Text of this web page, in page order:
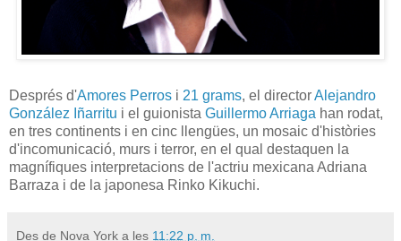
Després d'Amores Perros i 21 grams, el directorAlejandro
González Iñarritu i el guionista Guillermo Arriaga han rodat,
en tres continents i en cinc llengües, un mosaic d'històries
d'incomunicació, murs i terror, en el qual destaquen la
magnífiques interpretacions de l'actriu mexicana Adriana
Barraza i de la japonesa Rinko Kikuchi.
Des de Nova York a les 11:22 p. m.